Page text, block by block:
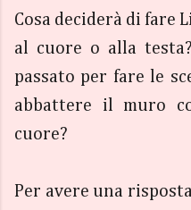
Cosa deciderà di fare
al cuore o alla
passato per fare le
abbattere il muro
cuore?
Per avere una